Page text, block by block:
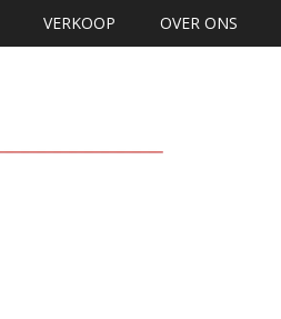
VERKOOP OVER ONS